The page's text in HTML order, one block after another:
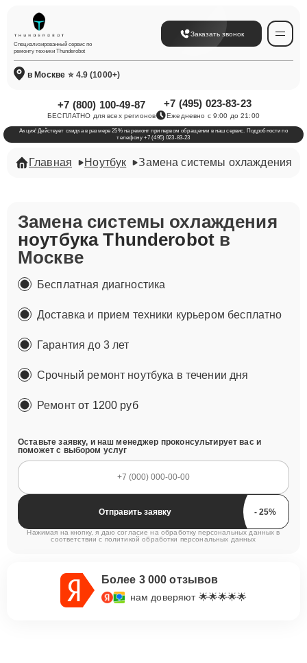
Специализированный сервис по
ремонту техники Thunderobot
Заказать звонок
в Москве ⭐ 4.9 (1000+)
+7 (800) 100-49-87
БЕСПЛАТНО для всех регионов
+7 (495) 023-83-23
Ежедневно с 9:00 до 21:00
Акция! Действует скидка в размере 25% на ремонт при первом обращении в наш сервис. Подробности по
телефону +7 (495) 023-83-23
Главная Ноутбук Замена системы охлаждения
Замена системы охлаждения
ноутбука Thunderobot в
Москве
Бесплатная диагностика
Доставка и прием техники курьером бесплатно
Гарантия до 3 лет
Срочный ремонт ноутбука в течении дня
Ремонтот 1200 руб
Оставьте заявку, и наш менеджер проконсультирует вас и
поможет с выбором услуг
Отправить заявку
Нажимая на кнопку, я даю согласие на обработку персональных данных в
соответствии с политикой обработки персональных данных
Более 3 000 отзывов
нам доверяют 🌟🌟🌟🌟🌟